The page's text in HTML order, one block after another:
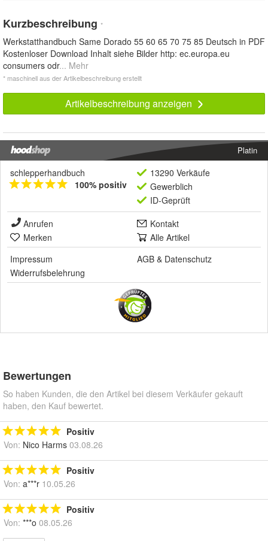
Kurzbeschreibung *
Werkstatthandbuch Same Dorado 55 60 65 70 75 85 Deutsch in PDF
Kostenloser Download Inhalt siehe Bilder http: ec.europa.eu
consumers odr... Mehr
* maschinell aus der Artikelbeschreibung erstellt
Artikelbeschreibung anzeigen
Platin
schlepperhandbuch
100% positiv
13290 Verkäufe
Gewerblich
ID-Geprüft
Anrufen
Kontakt
Merken
Alle Artikel
Impressum
AGB & Datenschutz
Widerrufsbelehrung
Bewertungen
So haben Kunden, die den Artikel bei diesem Verkäufer gekauft
haben, den Kauf bewertet.
Positiv
Von: Nico Harms 03.08.26
Positiv
Von: a***r 10.05.26
Positiv
Von: ***o 08.05.26